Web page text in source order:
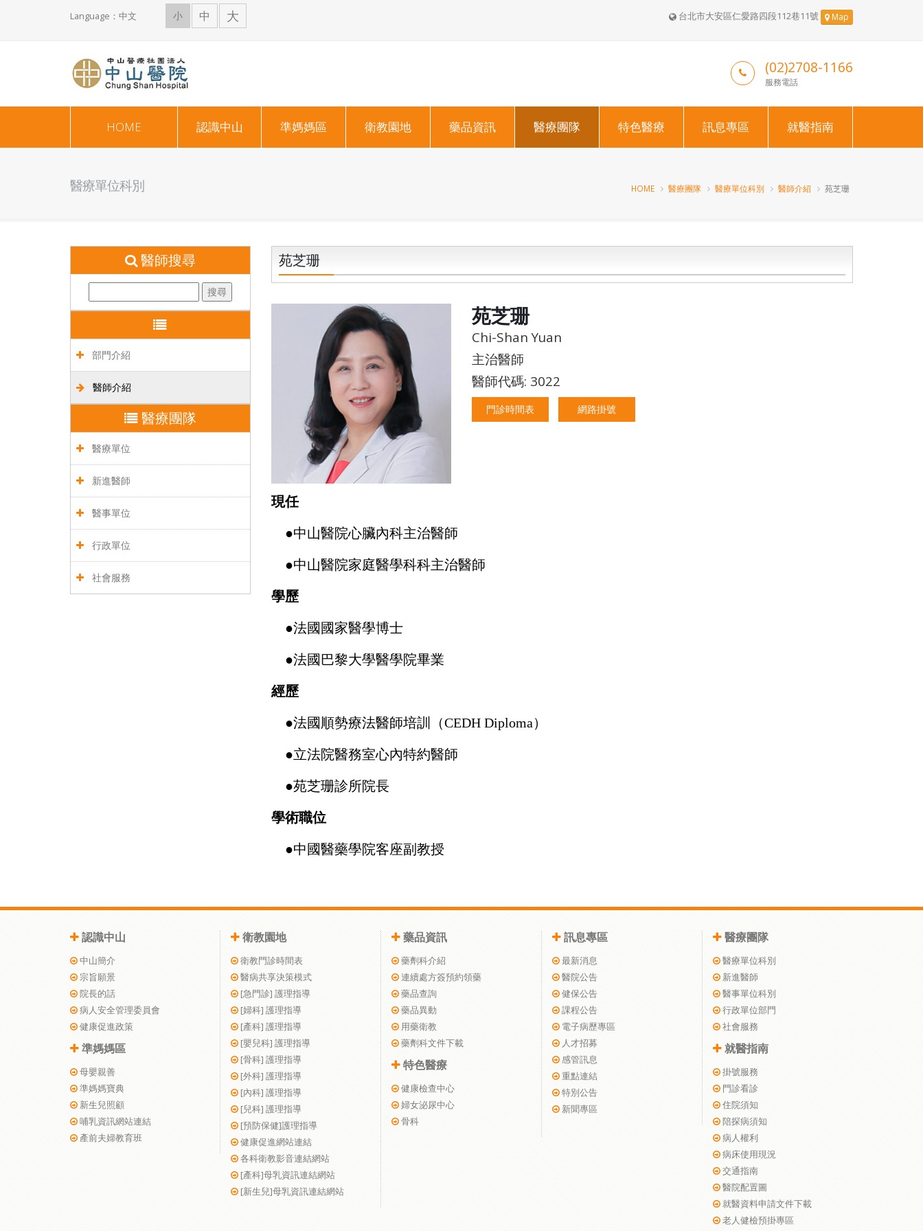
Language：中文 小 中 大 台北市大安區仁愛路四段112巷11號 Map
(02)2708-1166
服務電話
HOME 認識中山 準媽媽區 衛教園地 藥品資訊 醫療團隊 特色醫療 訊息專區 就醫指南
醫療單位科別 HOME 醫療團隊 醫療單位科別 醫師介紹 苑芝珊
醫師搜尋
部門介紹
醫師介紹
醫療團隊
醫療單位
新進醫師
醫事單位
行政單位
社會服務
苑芝珊
苑芝珊
Chi-Shan Yuan
主治醫師
醫師代碼: 3022
門診時間表 網路掛號
現任
●中山醫院心臟內科主治醫師
●中山醫院家庭醫學科科主治醫師
學歷
●法國國家醫學博士
●法國巴黎大學醫學院畢業
經歷
●法國順勢療法醫師培訓（CEDH Diploma）
●立法院醫務室心內特約醫師
●苑芝珊診所院長
學術職位
●中國醫藥學院客座副教授
認識中山
中山簡介
宗旨願景
院長的話
病人安全管理委員會
健康促進政策
準媽媽區
母嬰親善
準媽媽寶典
新生兒照顧
哺乳資訊網站連結
產前夫婦教育班
衛教園地
衛教門診時間表
醫病共享決策模式
[急門診] 護理指導
[婦科] 護理指導
[產科] 護理指導
[嬰兒科] 護理指導
[骨科] 護理指導
[外科] 護理指導
[內科] 護理指導
[兒科] 護理指導
[預防保健]護理指導
健康促進網站連結
各科衛教影音連結網站
[產科]母乳資訊連結網站
[新生兒]母乳資訊連結網站
藥品資訊
藥劑科介紹
連續處方簽預約領藥
藥品查詢
藥品異動
用藥衛教
藥劑科文件下載
特色醫療
健康檢查中心
婦女泌尿中心
骨科
訊息專區
最新消息
醫院公告
健保公告
課程公告
電子病歷專區
人才招募
感管訊息
重點連結
特別公告
新聞專區
醫療團隊
醫療單位科別
新進醫師
醫事單位科別
行政單位部門
社會服務
就醫指南
掛號服務
門診看診
住院須知
陪探病須知
病人權利
病床使用現況
交通指南
醫院配置圖
就醫資料申請文件下載
老人健檢預掛專區